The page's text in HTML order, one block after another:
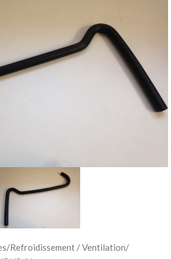
/Refroidissement / Ventilation/